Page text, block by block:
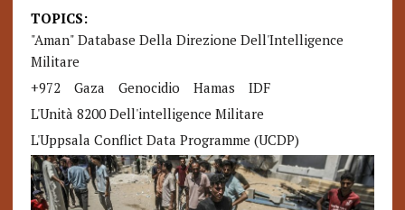
TOPICS:
"Aman" Database Della Direzione Dell'Intelligence
Militare
+972
Gaza Genocidio Hamas
IDF
L'Unità 8200 Dell'intelligence Militare
L'Uppsala Conflict Data Programme (UCDP)